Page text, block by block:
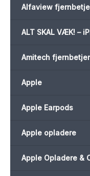
Alfaview
ALT SKAL VÆK! –
Amitech
Apple
Apple Earpods
Apple opladere
Apple Opladere &